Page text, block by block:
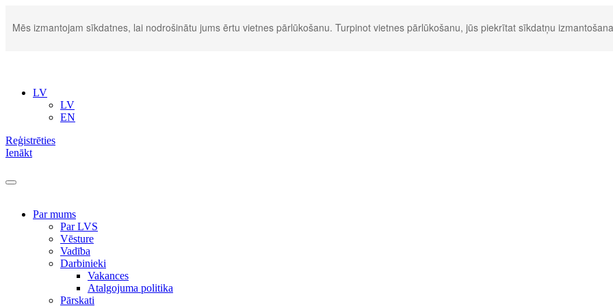
Mēs izmantojam sīkdatnes, lai nodrošinātu jums ērtu vietnes pārlūkošanu. Turpinot vietnes pārlūkošanu, jūs piekrītat sīkdatņu
LV
LV
EN
Reģistrēties
Ienākt
Par mums
Par LVS
Vēsture
Vadība
Darbinieki
Vakances
Atalgojuma politika
Pārskati